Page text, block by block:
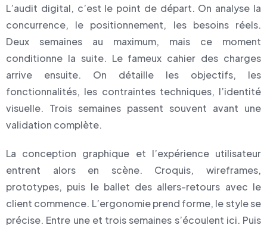
L’audit digital, c’est le point de départ. On analyse la
concurrence, le positionnement, les besoins réels.
Deux semaines au maximum, mais ce moment
conditionne la suite. Le fameux cahier des charges
arrive ensuite. On détaille les objectifs, les
fonctionnalités, les contraintes techniques, l’identité
visuelle. Trois semaines passent souvent avant une
validation complète.
La conception graphique et l’expérience utilisateur
entrent alors en scène. Croquis, wireframes,
prototypes, puis le ballet des allers-retours avec le
client commence. L’ergonomie prend forme, le style se
précise. Entre une et trois semaines s’écoulent ici. Puis